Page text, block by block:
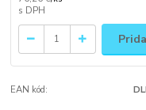
EAN kód: